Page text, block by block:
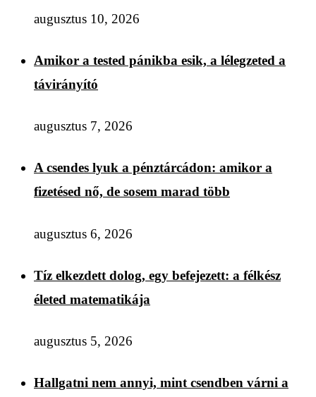
augusztus 10, 2026
Amikor a tested pánikba esik, a lélegzeted a
távirányító
augusztus 7, 2026
A csendes lyuk a pénztárcádon: amikor a
fizetésed nő, de sosem marad több
augusztus 6, 2026
Tíz elkezdett dolog, egy befejezett: a félkész
életed matematikája
augusztus 5, 2026
Hallgatni nem annyi, mint csendben várni a